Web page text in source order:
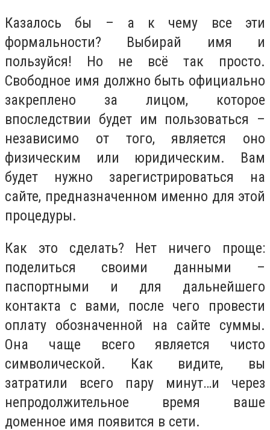
Казалось бы – а к чему все эти
формальности? Выбирай имя и
пользуйся! Но не всё так просто.
Свободное имя должно быть официально
закреплено за лицом, которое
впоследствии будет им пользоваться –
независимо от того, является оно
физическим или юридическим. Вам
будет нужно зарегистрироваться на
сайте, предназначенном именно для этой
процедуры.
Как это сделать? Нет ничего проще:
поделиться своими данными –
паспортными и для дальнейшего
контакта с вами, после чего провести
оплату обозначенной на сайте суммы.
Она чаще всего является чисто
символической. Как видите, вы
затратили всего пару минут…и через
непродолжительное время ваше
доменное имя появится в сети.